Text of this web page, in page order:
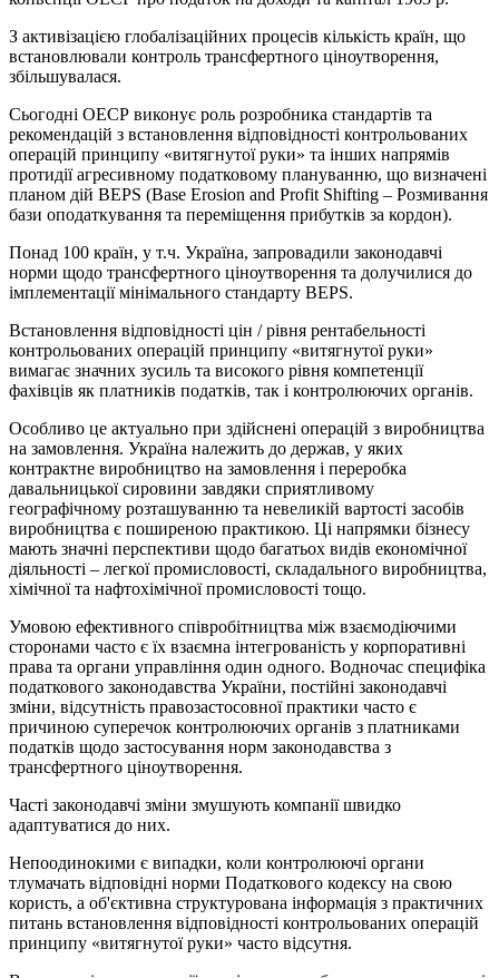
З активізацією глобалізаційних процесів кількість країн, що
встановлювали контроль трансфертного ціноутворення,
збільшувалася.
Сьогодні ОЕСР виконує роль розробника стандартів та
рекомендацій з встановлення відповідності контрольованих
операцій принципу «витягнутої руки» та інших напрямів
протидії агресивному податковому плануванню, що визначені
планом дій BEPS (Base Erosion and Profit Shifting – Розмивання
бази оподаткування та переміщення прибутків за кордон).
Понад 100 країн, у т.ч. Україна, запровадили законодавчі
норми щодо трансфертного ціноутворення та долучилися до
імплементації мінімального стандарту BEPS.
Встановлення відповідності цін / рівня рентабельності
контрольованих операцій принципу «витягнутої руки»
вимагає значних зусиль та високого рівня компетенції
фахівців як платників податків, так і контролюючих органів.
Особливо це актуально при здійснені операцій з виробництва
на замовлення. Україна належить до держав, у яких
контрактне виробництво на замовлення і переробка
давальницької сировини завдяки сприятливому
географічному розташуванню та невеликій вартості засобів
виробництва є поширеною практикою. Ці напрямки бізнесу
мають значні перспективи щодо багатьох видів економічної
діяльності – легкої промисловості, складального виробництва,
хімічної та нафтохімічної промисловості тощо.
Умовою ефективного співробітництва між взаємодіючими
сторонами часто є їх взаємна інтегрованість у корпоративні
права та органи управління один одного. Водночас специфіка
податкового законодавства України, постійні законодавчі
зміни, відсутність правозастосовної практики часто є
причиною суперечок контролюючих органів з платниками
податків щодо застосування норм законодавства з
трансфертного ціноутворення.
Часті законодавчі зміни змушують компанії швидко
адаптуватися до них.
Непоодинокими є випадки, коли контролюючі органи
тлумачать відповідні норми Податкового кодексу на свою
користь, а об'єктивна структурована інформація з практичних
питань встановлення відповідності контрольованих операцій
принципу «витягнутої руки» часто відсутня.